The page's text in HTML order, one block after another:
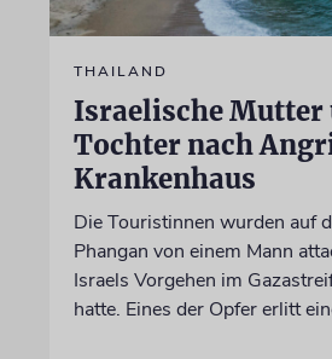
THAILAND
Israelische Mutter
Tochter nach
Krankenhaus
Die Touristinnen wurden auf
Phangan von einem Mann
Israels Vorgehen im
hatte. Eines der Opfer erlitt